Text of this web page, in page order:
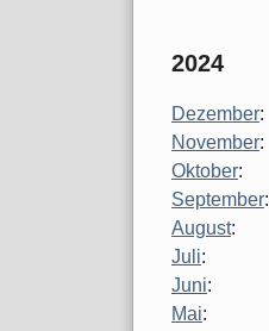
2024
Dezember:
November:
Oktober:
September:
August:
Juli:
Juni:
Mai: